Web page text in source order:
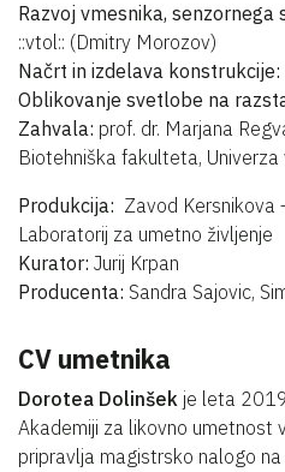
Razvoj vmesnika,
::vtol:: (Dmitry Morozov)
Načrt in izdelava konstrukcije:
Oblikovanje svetlobe na
Zahvala: prof. dr. Marjana
Biotehniška fakulteta, Univerza
Produkcija: Zavod Kersnikova
Laboratorij za umetno življenje
Kurator: Jurij Krpan
Producenta: Sandra Sajovic,
CV umetnika
Dorotea Dolinšek je leta
Akademiji za likovno umetnost
pripravlja magistrsko nalogo